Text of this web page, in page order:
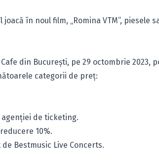
în noul film, „Romina VTM”, piesele
din București, pe 29 octombrie 2023,
categorii de preț:
de ticketing.
10%.
Bestmusic Live Concerts.